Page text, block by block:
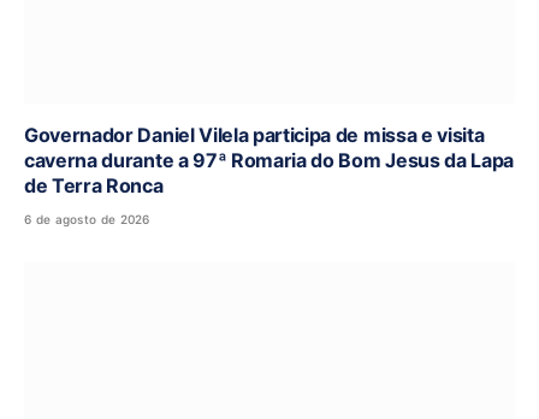
Governador Daniel Vilela participa de missa e visita
caverna durante a 97ª Romaria do Bom Jesus da Lapa
de Terra Ronca
6 de agosto de 2026